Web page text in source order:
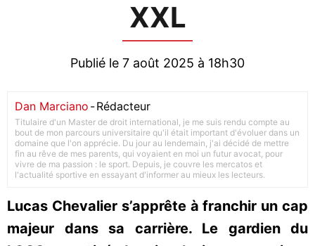
XXL
Publié le 7 août 2025 à 18h30
Dan Marciano -Rédacteur
Titulaire d'un Master de droit international, je me suis rendu compte au
bout de mon parcours universitaire qu'il était important d'évoluer dans un
domaine que l'on apprécie. Du jour au lendemain, j'ai décidé de mettre
fin au rêve de mes parents, qui voyaient en moi un futur avocat, pour
vivre de ma passion : le sport. Depuis, je couvre les mercatos et
l'actualité sportive en essayant d'informer au mieux les lecteurs.
Lucas Chevalier s’apprête à franchir un cap
majeur dans sa carrière. Le gardien du